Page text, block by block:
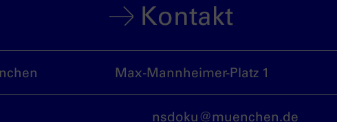
Kontakt
Max-Mannheimer-Platz 1
nsdoku@muenchen.de